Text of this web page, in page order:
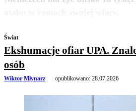
zobacz
Świat
Ekshumacje ofiar UPA.
osób
Wiktor Młynarz opublikowano: 28.07.2026